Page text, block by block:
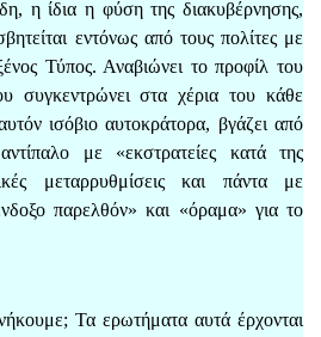
η ίδια η φύση της διακυβέρνησης,
εντόνως από τους πολίτες με
Τύπος. Αναβιώνει το προφίλ του
συγκεντρώνει στα χέρια του κάθε
ισόβιο αυτοκράτορα, βγάζει από
με «εκστρατείες κατά της
μεταρρυθμίσεις και πάντα με
παρελθόν» και «όραμα» για το
Τα ερωτήματα αυτά έρχονται